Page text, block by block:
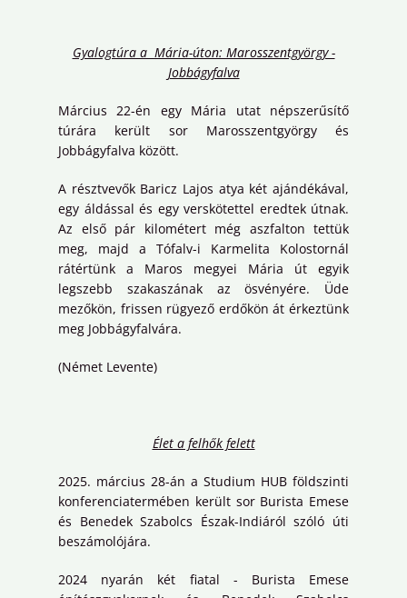
Gyalogtúra a Mária-úton: Marosszentgyörgy -
Jobbágyfalva
Március 22-én egy Mária utat népszerűsítő
túrára került sor Marosszentgyörgy és
Jobbágyfalva között.
A résztvevők Baricz Lajos atya két ajándékával,
egy áldással és egy verskötettel eredtek útnak.
Az első pár kilométert még aszfalton tettük
meg, majd a Tófalv-i Karmelita Kolostornál
rátértünk a Maros megyei Mária út egyik
legszebb szakaszának az ösvényére. Üde
mezőkön, frissen rügyező erdőkön át érkeztünk
meg Jobbágyfalvára.
(Német Levente)
Élet a felhők felett
2025. március 28-án a Studium HUB földszinti
konferenciatermében került sor Burista Emese
és Benedek Szabolcs Észak-Indiáról szóló úti
beszámolójára.
2024 nyarán két fiatal - Burista Emese